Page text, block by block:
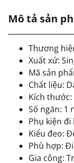
Mô tả sản
Thương
Xuất xứ:
Mã sản
Chất liệu:
Kích thước:
Số ngăn: 1
Phụ kiện đi
Kiểu đeo:
Phù hợp:
Gia công: